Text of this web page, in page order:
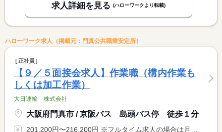
求人詳細を見る (ハローワークより転載)
ハローワーク求人（掲載元：門真公共職業安定所）
正社員
【９／５面接会求人】作業職（構内作業も
しくは加工作業）
大日運輸 株式会社
大阪府門真市 / 京阪バス 島頭バス停 徒歩１分
201,200円〜216,200円 ※フルタイム求人の場合は月額（換算額）、パート求人の場合は時間額を表示しています。